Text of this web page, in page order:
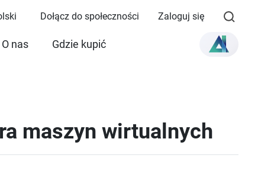
Dołącz do społeczności Zaloguj się
O nas Gdzie kupić
maszyn wirtualnych